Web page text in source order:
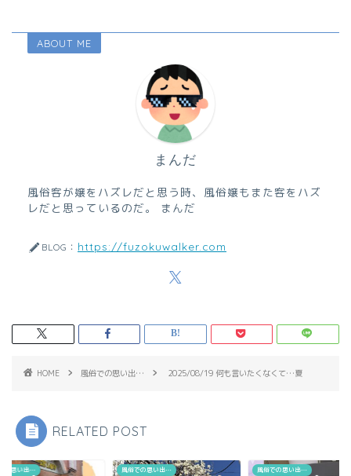
ABOUT ME
まんだ
風俗客が嬢をハズレだと思う時、風俗嬢もまた客をハズ
レだと思っているのだ。 まんだ
BLOG： https://fuzokuwalker.com
HOME 風俗での思い出… 2025/08/19 何も言いたくなくて…夏
RELATED POST
の思い出… 風俗での思い出… 風俗での思い出…